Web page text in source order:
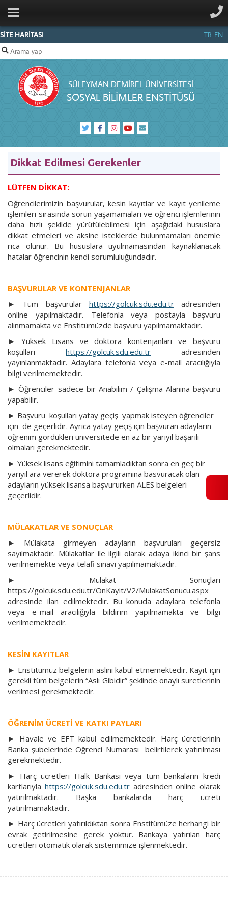
SİTE HARİTASI TR EN
SÜLEYMAN DEMIREL ÜNIVERSITESI
SOSYAL BİLİMLER ENSTİTÜSÜ
ANA SAYFA
KURUMSAL
PERSONEL
MEVZUAT
VIDEOLARI
SDÜ
FORMS
KURUM
DIŞI
ERİŞİM
İLETIŞIM
Dikkat Edilmesi Gerekenler
LÜTFEN DİKKAT:
Öğrencilerimizin başvurular, kesin kayıtlar ve kayıt yenileme
işlemleri sırasında sorun yaşamamaları ve öğrenci işlemlerinin
daha hızlı şekilde yürütülebilmesi için aşağıdaki hususlara
dikkat etmeleri ve aksine isteklerde bulunmamaları önemle
rica olunur. Bu hususlara uyulmamasından kaynaklanacak
hatalar öğrencinin kendi sorumluluğundadır.
BAŞVURULAR VE KONTENJANLAR
► Tüm başvurular https://golcuk.sdu.edu.tradresinden
online yapılmaktadır. Telefonla veya postayla başvuru
alınmamakta ve Enstitümüzde başvuru yapılmamaktadır.
► Yüksek Lisans ve doktora kontenjanları ve başvuru
koşulları https://golcuk.sdu.edu.tr adresinden
yayınlanmaktadır. Adaylara telefonla veya e-mail aracılığıyla
bilgi verilmemektedir.
► Öğrenciler sadece bir Anabilim / Çalışma Alanına başvuru
yapabilir.
► Başvuru koşulları yatay geçiş yapmak isteyen öğrenciler
için de geçerlidir. Ayrıca yatay geçiş için başvuran adayların
öğrenim gördükleri üniversitede en az bir yarıyıl başarılı
olmaları gerekmektedir.
► Yüksek lisans eğitimini tamamladıktan sonra en geç bir
yarıyıl ara vererek doktora programına basvuracak olan
adayların yüksek lisansa başvururken ALES belgeleri
geçerlidir.
MÜLAKATLAR VE SONUÇLAR
► Mülakata girmeyen adayların başvuruları geçersiz
sayılmaktadır. Mülakatlar ile ilgili olarak adaya ikinci bir şans
verilmemekte veya telafi sınavı yapılmamaktadır.
► Mülakat Sonuçları
https://golcuk.sdu.edu.tr/OnKayit/V2/MulakatSonucu.aspx
adresinde ilan edilmektedir. Bu konuda adaylara telefonla
veya e-mail aracılığıyla bildirim yapılmamakta ve bilgi
verilmemektedir.
KESİN KAYITLAR
► Enstitümüz belgelerin aslını kabul etmemektedir. Kayıt için
gerekli tüm belgelerin “Aslı Gibidir” şeklinde onaylı suretlerinin
verilmesi gerekmektedir.
ÖĞRENİM ÜCRETİ VE KATKI PAYLARI
► Havale ve EFT kabul edilmemektedir. Harç ücretlerinin
Banka şubelerinde Öğrenci Numarası belirtilerek yatırılması
gerekmektedir.
► Harç ücretleri Halk Bankası veya tüm bankaların kredi
kartlarıyla https://golcuk.sdu.edu.tradresinden online olarak
yatırılmaktadır. Başka bankalarda harç ücreti
yatırılmamaktadır.
► Harç ücretleri yatırıldıktan sonra Enstitümüze herhangi bir
evrak getirilmesine gerek yoktur. Bankaya yatırılan harç
ücretleri otomatik olarak sistemimize işlenmektedir.